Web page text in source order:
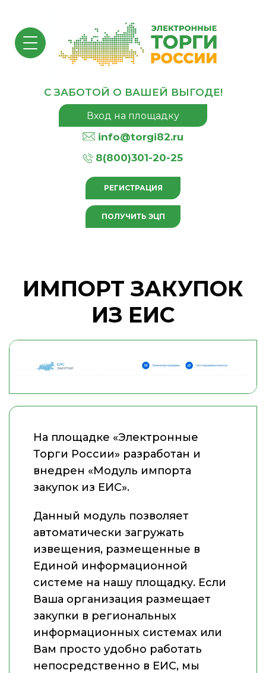
С ЗАБОТОЙ О ВАШЕЙ ВЫГОДЕ!
Вход на площадку
info@torgi82.ru
8(800)301-20-25
РЕГИСТРАЦИЯ
ПОЛУЧИТЬ ЭЦП
ИМПОРТ ЗАКУПОК
ИЗ ЕИС
На площадке «Электронные
Торги России» разработан и
внедрен «Модуль импорта
закупок из ЕИС».
Данный модуль позволяет
автоматически загружать
извещения, размещенные в
Единой информационной
системе на нашу площадку. Если
Ваша организация размещает
закупки в региональных
информационных системах или
Вам просто удобно работать
непосредственно в ЕИС, мы